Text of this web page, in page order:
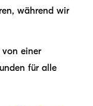
während wir
von einer
für alle